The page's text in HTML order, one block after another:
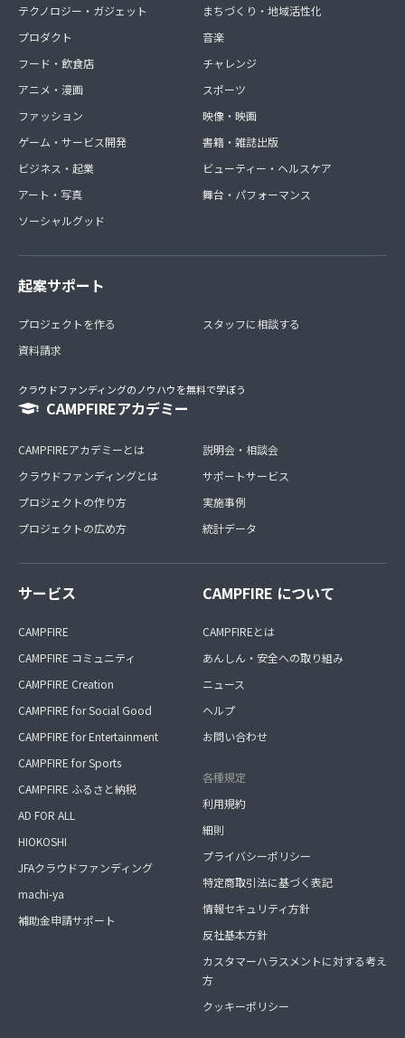
テクノロジー・ガジェット
プロダクト
フード・飲食店
アニメ・漫画
ファッション
ゲーム・サービス開発
ビジネス・起業
アート・写真
ソーシャルグッド
まちづくり・地域活性化
音楽
チャレンジ
スポーツ
映像・映画
書籍・雑誌出版
ビューティー・ヘルスケア
舞台・パフォーマンス
起案サポート
プロジェクトを作る
資料請求
スタッフに相談する
クラウドファンディングのノウハウを無料で学ぼう
CAMPFIREアカデミー
CAMPFIREアカデミーとは
クラウドファンディングとは
プロジェクトの作り方
プロジェクトの広め方
説明会・相談会
サポートサービス
実施事例
統計データ
サービス
CAMPFIRE
CAMPFIRE コミュニティ
CAMPFIRE Creation
CAMPFIRE for Social Good
CAMPFIRE for Entertainment
CAMPFIRE for Sports
CAMPFIRE ふるさと納税
AD FOR ALL
HIOKOSHI
JFAクラウドファンディング
machi-ya
補助金申請サポート
CAMPFIRE について
CAMPFIREとは
あんしん・安全への取り組み
ニュース
ヘルプ
お問い合わせ
各種規定
利用規約
細則
プライバシーポリシー
特定商取引法に基づく表記
情報セキュリティ方針
反社基本方針
カスタマーハラスメントに対する考え
方
クッキーポリシー